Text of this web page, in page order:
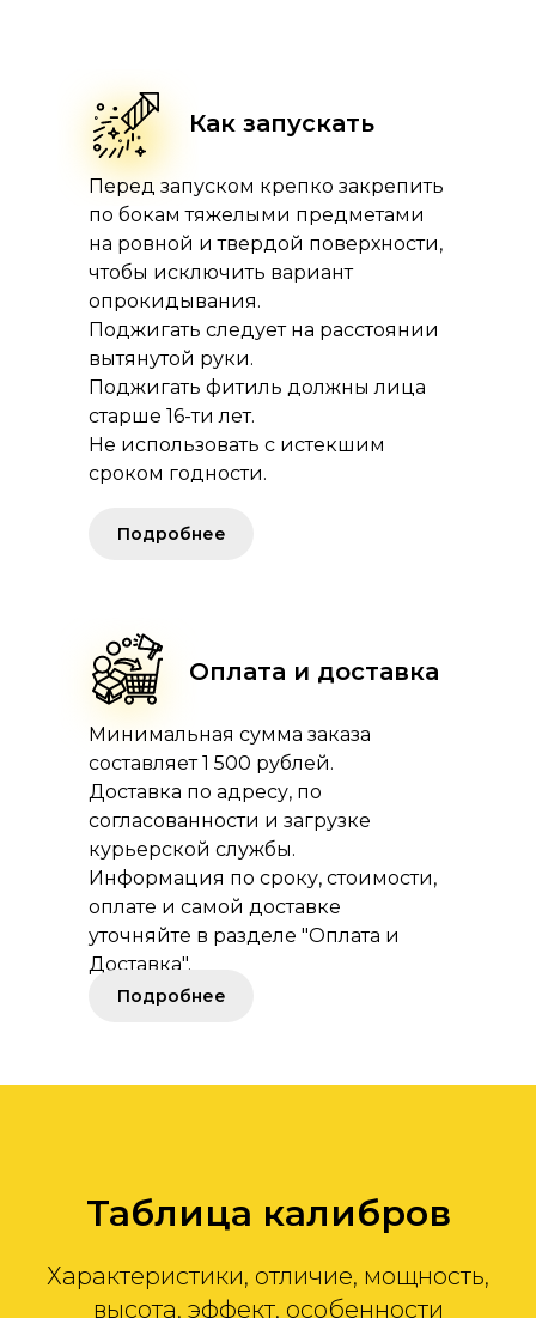
Как запускать
Перед запуском крепко закрепить
по бокам тяжелыми предметами
на ровной и твердой поверхности,
чтобы исключить вариант
опрокидывания.
Поджигать следует на расстоянии
вытянутой руки.
Поджигать фитиль должны лица
старше 16-ти лет.
Не использовать с истекшим
сроком годности.
Оплата и доставка
Минимальная сумма заказа
составляет 1 500 рублей.
Доставка по адресу, по
согласованности и загрузке
курьерской службы.
Информация по сроку, стоимости,
оплате и самой доставке
уточняйте в разделе "Оплата и
Доставка".
Подробнее
Подробнее
Таблица калибров
Характеристики, отличие, мощность,
высота, эффект, особенности